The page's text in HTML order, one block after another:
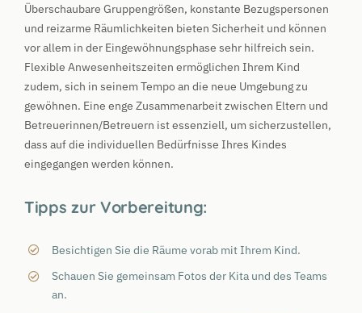
Überschaubare Gruppengrößen, konstante Bezugspersonen
und reizarme Räumlichkeiten bieten Sicherheit und können
vor allem in der Eingewöhnungsphase sehr hilfreich sein.
Flexible Anwesenheitszeiten ermöglichen Ihrem Kind
zudem, sich in seinem Tempo an die neue Umgebung zu
gewöhnen. Eine enge Zusammenarbeit zwischen Eltern und
Betreuerinnen/Betreuern ist essenziell, um sicherzustellen,
dass auf die individuellen Bedürfnisse Ihres Kindes
eingegangen werden können.
Tipps zur Vorbereitung:
Besichtigen Sie die Räume vorab mit Ihrem Kind.
Schauen Sie gemeinsam Fotos der Kita und des Teams
an.